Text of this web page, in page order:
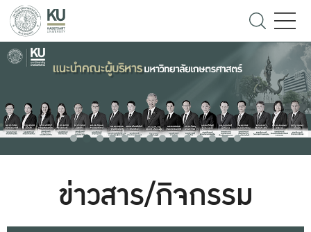
ข่าวสาร/กิจกรรม